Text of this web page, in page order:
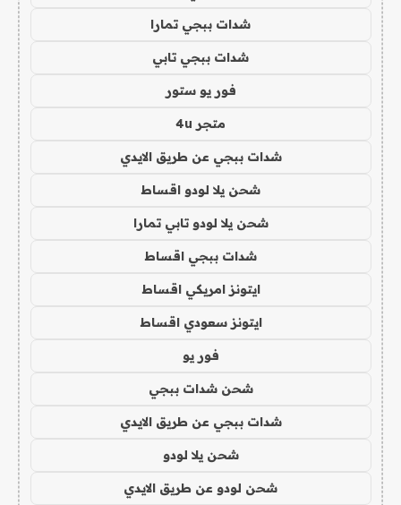
شدات ببجي تمارا
شدات ببجي تابي
فور يو ستور
متجر 4u
شدات ببجي عن طريق الايدي
شحن يلا لودو اقساط
شحن يلا لودو تابي تمارا
شدات ببجي اقساط
ايتونز امريكي اقساط
ايتونز سعودي اقساط
فور يو
شحن شدات ببجي
شدات ببجي عن طريق الايدي
شحن يلا لودو
شحن لودو عن طريق الايدي